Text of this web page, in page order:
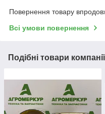
Повернення товару
Всі умови повернення
Подібні товари компанії